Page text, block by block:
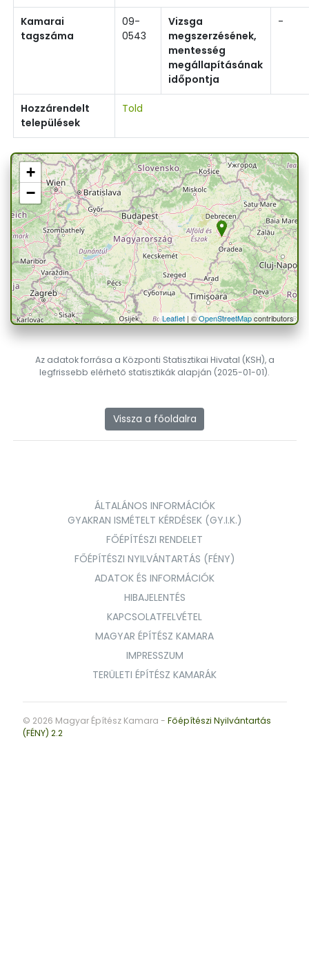
Kamarai
tagszáma
09-
0543
Vizsga
megszerzésének,
mentesség
megállapításának
időpontja
-
Hozzárendelt
települések
Told
+
−
Leaflet| ©OpenStreetMapcontributors
Az adatok forrása a Központi Statisztikai Hivatal (KSH), a
legfrissebb elérhető statisztikák alapján (2025-01-01).
Vissza a főoldalra
ÁLTALÁNOS INFORMÁCIÓK
GYAKRAN ISMÉTELT KÉRDÉSEK (GY.I.K.)
FŐÉPÍTÉSZI RENDELET
FŐÉPÍTÉSZI NYILVÁNTARTÁS (FÉNY)
ADATOK ÉS INFORMÁCIÓK
HIBAJELENTÉS
KAPCSOLATFELVÉTEL
MAGYAR ÉPÍTÉSZ KAMARA
IMPRESSZUM
TERÜLETI ÉPÍTÉSZ KAMARÁK
© 2026 Magyar Építész Kamara - Főépítészi Nyilvántartás
(FÉNY) 2.2